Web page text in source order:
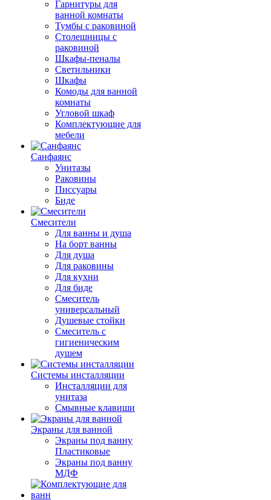
Гарнитуры для
ванной комнаты
Тумбы с раковиной
Столешницы с
раковиной
Шкафы-пеналы
Светильники
Шкафы
Комоды для ванной
комнаты
Угловой шкаф
Комплектующие для
мебели
Санфаянс
Унитазы
Раковины
Писсуары
Биде
Смесители
Для ванны и душа
На борт ванны
Для душа
Для раковины
Для кухни
Для биде
Смеситель
универсальный
Душевые стойки
Смеситель с
гигиеническим
душем
Системы инсталляции
Инсталляции для
унитаза
Смывные клавиши
Экраны для ванной
Экраны под ванну
Пластиковые
Экраны под ванну
МДФ